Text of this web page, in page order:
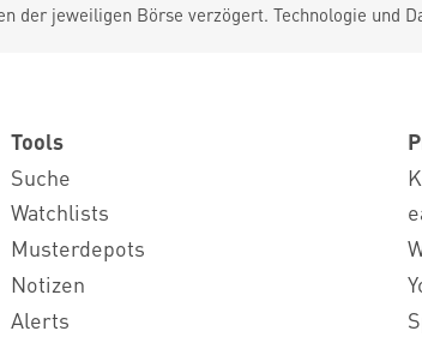
der jeweiligen Börse verzögert. Technologie und
Tools
Suche
Watchlists
Musterdepots
Notizen
Alerts